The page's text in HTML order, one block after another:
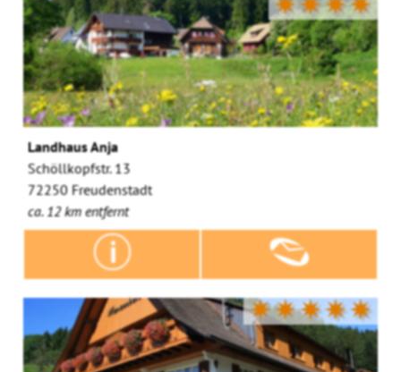
Landhaus Anja
Schöllkopfstr. 13
72250 Freudenstadt
ca. 12 km entfernt
✷✷✷✷✷